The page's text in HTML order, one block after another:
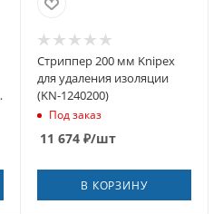
Стриппер 200 мм Knipex
для удаления изоляции
(KN-1240200)
Под заказ
11 674₽/шт
В КОРЗИНУ